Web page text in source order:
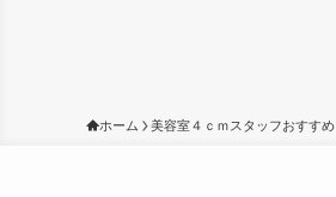
ホーム 美容室４ｃｍスタッフおすすめ